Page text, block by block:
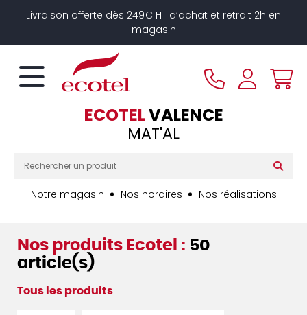
Livraison offerte dès 249€ HT d’achat et retrait 2h en
magasin
ECOTELVALENCE
MAT'AL
Notre magasin Nos horaires Nos réalisations
Nos produits Ecotel : 50
article(s)
Tous les produits
Panneau de gestion des cookies